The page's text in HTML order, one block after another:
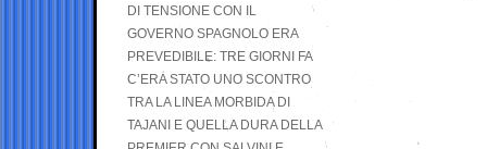
DI TENSIONE CON IL
GOVERNO SPAGNOLO ERA
PREVEDIBILE: TRE GIORNI FA
C’ERA STATO UNO SCONTRO
TRA LA LINEA MORBIDA DI
TAJANI E QUELLA DURA DELLA